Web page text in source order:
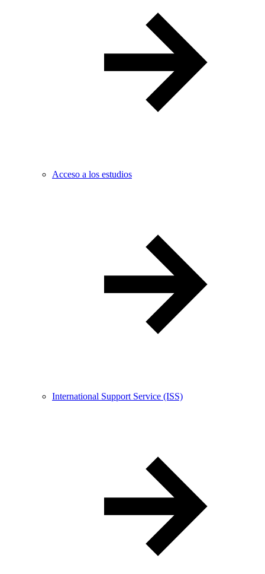
Acceso a los estudios
International Support Service (ISS)